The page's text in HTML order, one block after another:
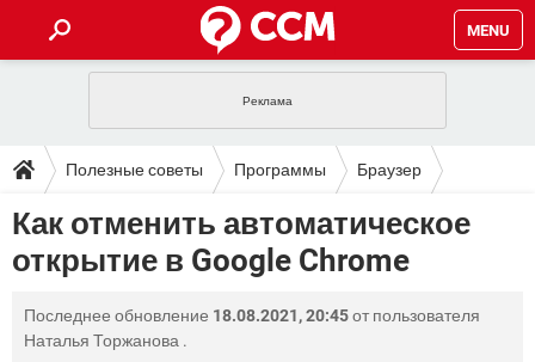
MENU
INSTAGRAM FACEBOOK
ИГРЫ WINDOWS 10
ВКОНТАКТЕ ВИДЕО
ПОЛЕЗНЫЕ СОВЕТЫ
TIKTOK TELEGRAM
WHATSAPP INSTAGRAM
FACEBOOK
WINDOWS 10 ВКОНТАКТЕ
ЗАГРУЗКИ
TIKTOK TELEGRAM
FACEBOOK
ФОРУМ
TIKTOK TELEGRAM
ЭНЦИКЛОПЕДИЯ
Полезные советы Программы Браузер
Google Chrome
Как отменить автоматическое
открытие в Google Chrome
Последнее обновление 18.08.2021, 20:45от пользователя
Наталья Торжанова .